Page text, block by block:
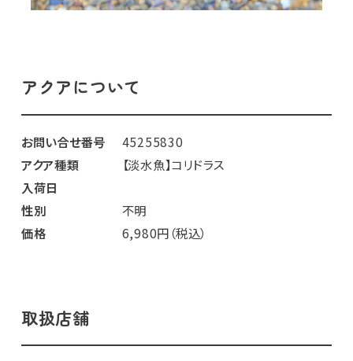
アクアについて
お問い合せ番号
45255830
アクア種類
【淡水魚】コリドラス
入荷日
性別
不明
価格
6,980円（税込）
取扱店舗